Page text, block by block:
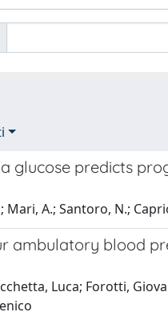
glucose predicts
Mari, A.; Santoro, N.;
ambulatory blood
Luca; Forotti,